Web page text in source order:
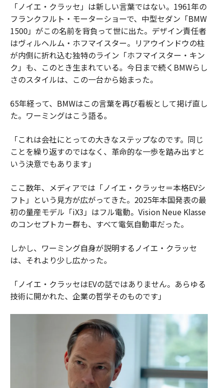
「ノイエ・クラッセ」は新しい言葉ではない。1961年の
フランクフルト・モーターショーで、中型セダン「BMW
1500」がこの名前を背負って世に出た。デザイン責任者
はヴィルヘルム・ホフマイスター。リアウインドウの柱
が内側に折れ込む独特のライン「ホフマイスター・キン
ク」も、このとき生まれている。今日まで続くBMWらし
さのスタイルは、この一台から始まった。
65年経って、BMWはこの言葉を再び看板として掲げ直し
た。ワーミングはこう語る。
「これは会社にとっての大きなステップなのです。同じ
ことを繰り返すのではなく、革命的な一歩を踏み出すと
いう決意でもあります」
ここ数年、メディアでは「ノイエ・クラッセ＝本格EVシ
フト」という見方が広がってきた。2025年本国発表の最
初の量産モデル「iX3」はフル電動。Vision Neue Klasse
のコンセプトカー群も、すべて電気自動車だった。
しかし、ワーミング自身が説明するノイエ・クラッセ
は、それより少し広かった。
「ノイエ・クラッセはEVの話ではありません。あらゆる
技術に開かれた、企業の哲学そのものです」